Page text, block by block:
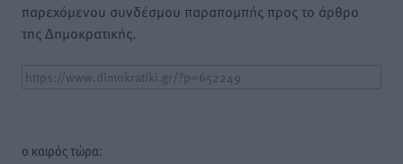
παρεχόμενου συνδέσμου παραπομπής προς το άρθρο
της Δημοκρατικής.
o καιρός τώρα: